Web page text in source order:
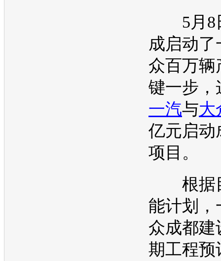
5月8
成启动了
众百万辆
键一步，
一汽与大
亿元启动
项目。
根据
能计划，
众成都建
期工程预